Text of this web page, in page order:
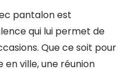
pantalon est
qui lui permet de
Que ce soit pour
ville, une réunion